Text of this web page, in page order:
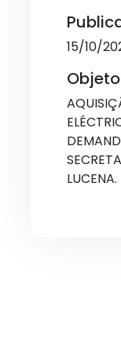
15/10/
LUCENA.